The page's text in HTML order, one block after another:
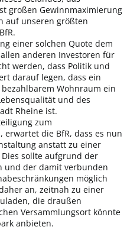
großen Gewinnmaximierung
auf unseren größten
einer solchen Quote dem
anderen Investoren für
werden, dass Politik und
darauf legen, dass ein
Wohnraum ein
und des
Rheine ist.
zum
erwartet die BfR, dass es nun
anstatt zu einer
sollte aufgrund der
und der damit verbunden
möglich
an, zeitnah zu einer
die draußen
Versammlungsort könnte
anbieten.